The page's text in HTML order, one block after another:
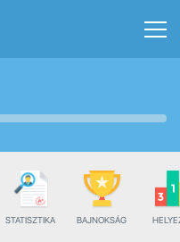
STATISZTIKA BAJNOKSÁG